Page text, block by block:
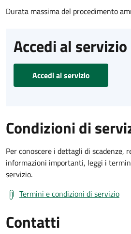
Durata massima del procedimento
Accedi al servizio
Accedi al servizio
Condizioni di
Per conoscere i dettagli di scadenze,
informazioni importanti, leggi i
servizio.
Termini e condizioni di servizio
Contatti